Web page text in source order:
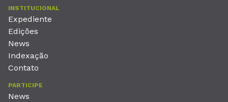
INSTITUCIONAL
Expediente
Edições
News
Indexação
Contato
PARTICIPE
News